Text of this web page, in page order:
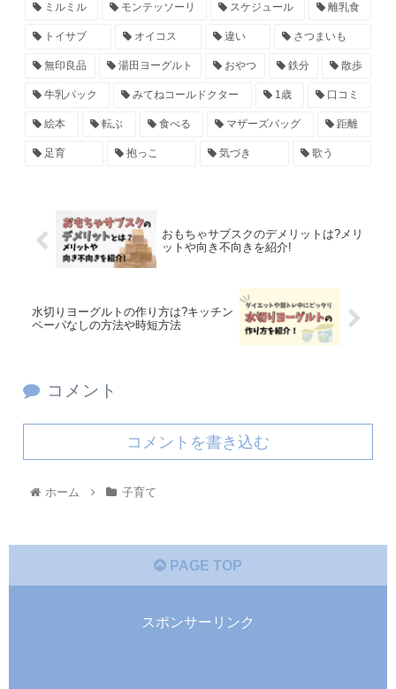
ミルミル モンテッソーリ スケジュール 離乳食
トイサブ オイコス 違い さつまいも
無印良品 湯田ヨーグルト おやつ 鉄分 散歩
牛乳パック みてねコールドクター 1歳 口コミ
絵本 転ぶ 食べる マザーズバッグ 距離
足育 抱っこ 気づき 歌う
おもちゃサブスクのデメリットは?メリ
ットや向き不向きを紹介!
水切りヨーグルトの作り方は?キッチン
ペーパなしの方法や時短方法
コメント
コメントを書き込む
ホーム 子育て
PAGE TOP
スポンサーリンク